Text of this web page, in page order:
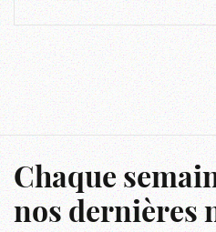
Chaque
nos dernières